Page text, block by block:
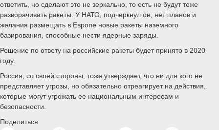
ответить, но сделают это не зеркально, то есть не будут тоже
разворачивать ракеты. У НАТО, подчеркнул он, нет планов и
желания размещать в Европе новые ракеты наземного
базирования, способные нести ядерные заряды.
Решение по ответу на российские ракеты будет принято в 2020
году.
Россия, со своей стороны, тоже утверждает, что ни для кого не
представляет угрозы, но обязательно отреагирует на действия,
которые могут угрожать ее национальным интересам и
безопасности.
Поделиться